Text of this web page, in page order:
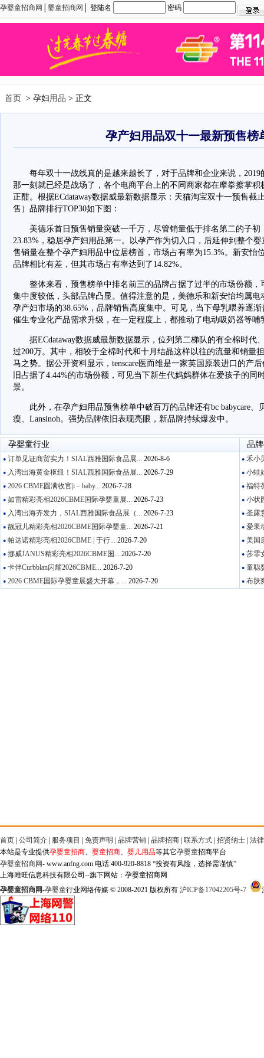
孕婴童招商网 婴童招商网 │ 登陆名 密码
首页 > 孕妇用品 > 正文
孕产妇用品双十一最新预售榜
每年双十一战线真的是越来越长了，对于品牌和企业来说，2019
那一刻就已经是战场了，各个电商平台上的不同商家都在摩拳擦掌
正酣。根据ECdataway数据威最新数据显示：天猫淘宝双十一预售截
售）品牌排行TOP30如下图：
美德乐首日预售销量突破一千万，尽管销量低于排名第二的子初
23.83%，稳居孕产妇用品第一。以孕产作为切入口，后延伸到整个
售销量在整个孕产妇用品中位居榜首，市场占有率为15.3%。新安怡
品牌相比有差，但其市场占有率达到了14.82%。
整体来看，预售榜单中排名前三的品牌占据了过半的市场份额，
集中度较低，头部品牌凸显。值得注意的是，美德乐和新安怡均属
孕产妇市场的38.65%，品牌销售高度集中。可见，当下母乳喂养逐
催生专业化产品需求升级，在一定程度上，都推动了电动吸奶器等哺
据ECdataway数据威最新数据显示，位列第二梯队的有全棉时代、
过200万。其中，相较于全棉时代和十月结晶这样以往的流量和销量
马之势。据公开资料显示，tenscare医而维是一家英国原装进口的产
旧占据了4.44%的市场份额，可见当下新生代妈妈群体在爱孩子的
景。
此外，在孕产妇用品预售榜单中破百万的品牌还有bc babycare、
瘦、Lansinoh。强势品牌依旧表现亮眼，新品牌持续爆发中。
孕婴童行业 品牌
●订单见证商贸实力！SIAL西雅国际食品展... 2026-8-6
●入湾出海黄金枢纽！SIAL西雅国际食品展... 2026-7-29
●2026 CBME圆满收官|i﹣baby... 2026-7-28
●如雷精彩亮相2026CBME国际孕婴童展... 2026-7-23
●入湾出海齐发力，SIAL西雅国际食品展（... 2026-7-23
●靓冠儿精彩亮相2026CBME国际孕婴童... 2026-7-21
●帕达诺精彩亮相2026CBME | 于行... 2026-7-20
●挪威JANUS精彩亮相2026CBME国... 2026-7-20
●卡伴Curbblan闪耀2026CBME... 2026-7-20
●2026 CBME国际孕婴童展盛大开幕，... 2026-7-20
●禾小
●小蛙
●福特
●小状
●圣露
●爱果
●美国
●莎霏
●童聪
●布肤
首页 公司简介 服务项目 免责声明 品牌营销 品牌招商 联系方式 招贤纳士 法
本站是专业提供孕婴童招商、 婴童招商、 婴儿用品等其它孕婴童招商平台
孕婴童招商网- www.anfng.com 电话:400-920-8818 “投资有风险，选择需谨慎”
上海雎旺信息科技有限公司--旗下网站：孕婴童招商网
孕婴童招商网-孕婴童行业网络传媒 © 2008-2021 版权所有 沪ICP备17042205号-7